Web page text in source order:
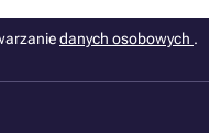
danych osobowych .